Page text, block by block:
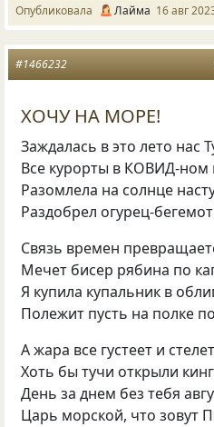
Опубликовала Лайма 16 авг
#1466232
ХОЧУ НА МОРЕ!
Заждалась в это лето нас
Все курорты в КОВИД-ном
Разомлела на солнце
Раздобрел огурец-
Связь времен
Мечет бисер рябина по
Я купила купальник в
Полежит пусть на полке
А жара все густеет и
Хоть бы тучи открыли
День за днем без тебя
Царь морской, что зовут